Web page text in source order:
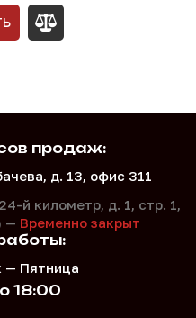
продаж:
д. 13, офис 311
й километр, д. 1, стр. 1,
— Временно закрыт
— Пятница
18:00